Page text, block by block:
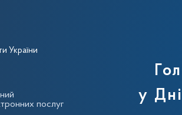
Державної
України
послуг
у